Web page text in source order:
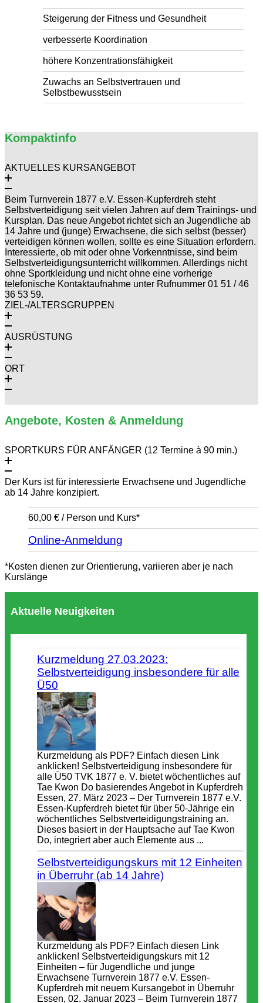
Steigerung der Fitness und Gesundheit
verbesserte Koordination
höhere Konzentrationsfähigkeit
Zuwachs an Selbstvertrauen und
Selbstbewusstsein
Kompaktinfo
AKTUELLES KURSANGEBOT
Beim Turnverein 1877 e.V. Essen-Kupferdreh steht
Selbstverteidigung seit vielen Jahren auf dem Trainings- und
Kursplan. Das neue Angebot richtet sich an Jugendliche ab
14 Jahre und (junge) Erwachsene, die sich selbst (besser)
verteidigen können wollen, sollte es eine Situation erfordern.
Interessierte, ob mit oder ohne Vorkenntnisse, sind beim
Selbstverteidigungsunterricht willkommen. Allerdings nicht
ohne Sportkleidung und nicht ohne eine vorherige
telefonische Kontaktaufnahme unter Rufnummer 01 51 / 46
36 53 59.
ZIEL-/ALTERSGRUPPEN
AUSRÜSTUNG
ORT
Angebote, Kosten & Anmeldung
SPORTKURS FÜR ANFÄNGER (12 Termine à 90 min.)
Der Kurs ist für interessierte Erwachsene und Jugendliche
ab 14 Jahre konzipiert.
60,00 € / Person und Kurs*
Online-Anmeldung
*Kosten dienen zur Orientierung, variieren aber je nach
Kurslänge
Aktuelle Neuigkeiten
Kurzmeldung 27.03.2023:
Selbstverteidigung insbesondere für alle
Ü50
Kurzmeldung als PDF? Einfach diesen Link
anklicken! Selbstverteidigung insbesondere für
alle Ü50 TVK 1877 e. V. bietet wöchentliches auf
Tae Kwon Do basierendes Angebot in Kupferdreh
Essen, 27. März 2023 – Der Turnverein 1877 e.V.
Essen-Kupferdreh bietet für über 50-Jährige ein
wöchentliches Selbstverteidigungstraining an.
Dieses basiert in der Hauptsache auf Tae Kwon
Do, integriert aber auch Elemente aus ...
Selbstverteidigungskurs mit 12 Einheiten
in Überruhr (ab 14 Jahre)
Kurzmeldung als PDF? Einfach diesen Link
anklicken! Selbstverteidigungskurs mit 12
Einheiten – für Jugendliche und junge
Erwachsene Turnverein 1877 e.V. Essen-
Kupferdreh mit neuem Kursangebot in Überruhr
Essen, 02. Januar 2023 – Beim Turnverein 1877